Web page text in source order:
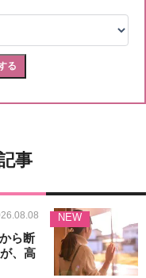
事
ら断
、高
NEW